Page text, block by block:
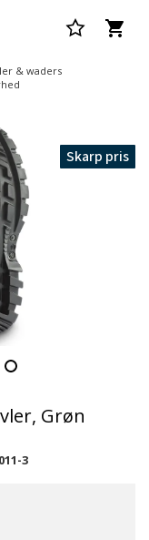
& waders
Skarp pris
Grøn
3